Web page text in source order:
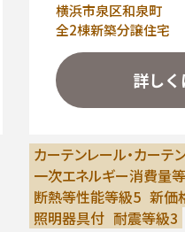
横浜市泉区和泉町
全2棟新築分譲住宅
詳し
カーテンレール・カーテ
一次エネルギー消費量
断熱等性能等級5 新価
照明器具付 耐震等級3